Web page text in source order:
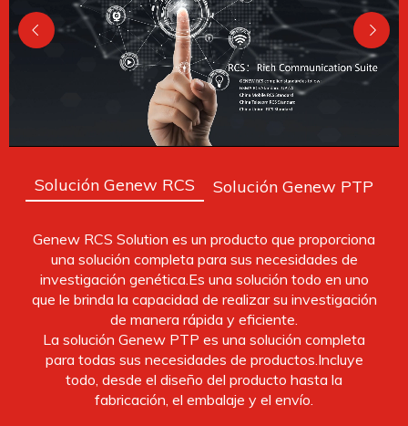
Solución Genew RCS Solución Genew PTP
Genew RCS Solution es un producto que proporciona
una solución completa para sus necesidades de
investigación genética.Es una solución todo en uno
que le brinda la capacidad de realizar su investigación
de manera rápida y eficiente.
La solución Genew PTP es una solución completa
para todas sus necesidades de productos.Incluye
todo, desde el diseño del producto hasta la
fabricación, el embalaje y el envío.